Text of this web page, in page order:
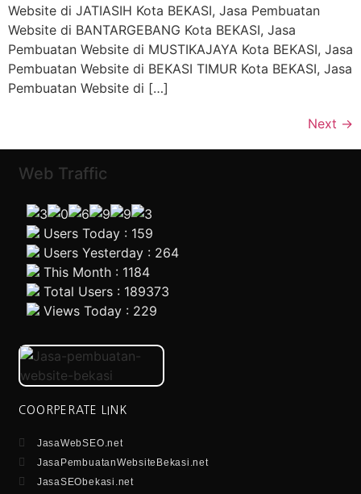
Website di JATIASIH Kota BEKASI, Jasa Pembuatan
Website di BANTARGEBANG Kota BEKASI, Jasa
Pembuatan Website di MUSTIKAJAYA Kota BEKASI, Jasa
Pembuatan Website di BEKASI TIMUR Kota BEKASI, Jasa
Pembuatan Website di […]
Next →
Web Traffic
Users Today : 159
Users Yesterday : 264
This Month : 1184
Total Users : 189373
Views Today : 229
COORPERATE LINK
JasaWebSEO.net
JasaPembuatanWebsiteBekasi.net
JasaSEObekasi.net